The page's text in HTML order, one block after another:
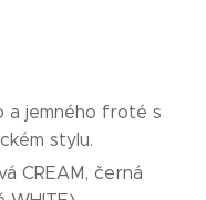
a jemného froté s
stylu.
CREAM, černá